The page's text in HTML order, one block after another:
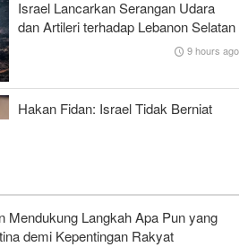
Senjata dalam perang melawan
Israel Lancarkan Serangan Udara
dan Artileri terhadap Lebanon Selatan
9 hours ago
Hakan Fidan: Israel Tidak Berniat
Mendukung Langkah Apa Pun yang
demi Kepentingan Rakyat